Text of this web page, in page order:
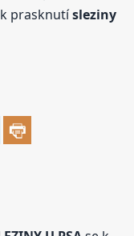
k prasknutísleziny